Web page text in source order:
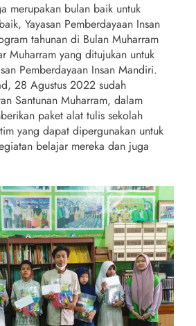
merupakan bulan baik untuk
Yayasan Pemberdayaan Insan
tahunan di Bulan Muharram
Muharram yang ditujukan untuk
Pemberdayaan Insan Mandiri.
28 Agustus 2022 sudah
Santunan Muharram, dalam
paket alat tulis sekolah
yang dapat dipergunakan untuk
belajar mereka dan juga